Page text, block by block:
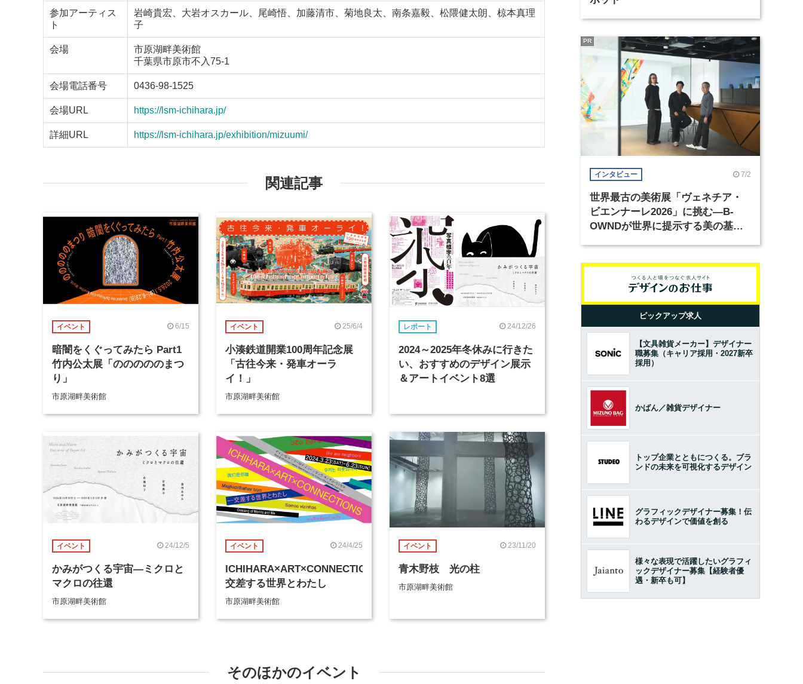
参加アーティス
ト
岩崎貴宏、大岩オスカール、尾崎悟、加藤清市、菊地良太、南条嘉毅、松隈健太朗、椋本真理
子
会場
市原湖畔美術館
千葉県市原市不入75-1
会場電話番号 0436-98-1525
会場URL https://lsm-ichihara.jp/
詳細URL https://lsm-ichihara.jp/exhibition/mizuumi/
関連記事
イベント 6/15
暗闇をくぐってみたら Part1
竹内公太展「のののののまつ
り」
市原湖畔美術館
イベント 25/6/4
小湊鉄道開業100周年記念展
「古往今来・発車オーラ
イ！」
市原湖畔美術館
レポート 24/12/26
2024～2025年冬休みに行きた
い、おすすめのデザイン展示
＆アートイベント8選
イベント 24/12/5
かみがつくる宇宙―ミクロと
マクロの往還
市原湖畔美術館
イベント 24/4/25
ICHIHARA×ART×CONNECTIONS―
交差する世界とわたし
市原湖畔美術館
イベント 23/11/20
青木野枝 光の柱
市原湖畔美術館
そのほかのイベント
インタビュー 7/2
世界最古の美術展「ヴェネチア・
ビエンナーレ2026」に挑む―B-
OWNDが世界に提示する美の基準
PR
ピックアップ求人
【文具雑貨メーカー】デザイナー
職募集（キャリア採用・2027新卒
採用）
かばん／雑貨デザイナー
トップ企業とともにつくる。ブラ
ンドの未来を可視化するデザイン
グラフィックデザイナー募集！伝
わるデザインで価値を創る
様々な表現で活躍したいグラフィ
ックデザイナー募集【経験者優
遇・新卒も可】